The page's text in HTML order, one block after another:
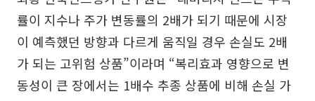
률이 지수나 주가 변동률의 2배가 되기 때문에 시장
이 예측했던 방향과 다르게 움직일 경우 손실도 2배
가 되는 고위험 상품”이라며 “복리효과 영향으로 변
동성이 큰 장에서는 1배수 추종 상품에 비해 손실 가